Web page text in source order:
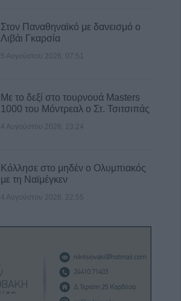
Στον Παναθηναϊκό με δανεισμό ο
Λιβάι Γκαρσία
5 Αυγούστου 2026, 07:51
Με το δεξί στο τουρνουά Masters
1000 του Μόντρεαλ ο Στ. Τσιτσιπάς
4 Αυγούστου 2026, 23:24
Κόλλησε στο μηδέν ο Ολυμπιακός
με τη Ναϊμέγκεν
4 Αυγούστου 2026, 22:55